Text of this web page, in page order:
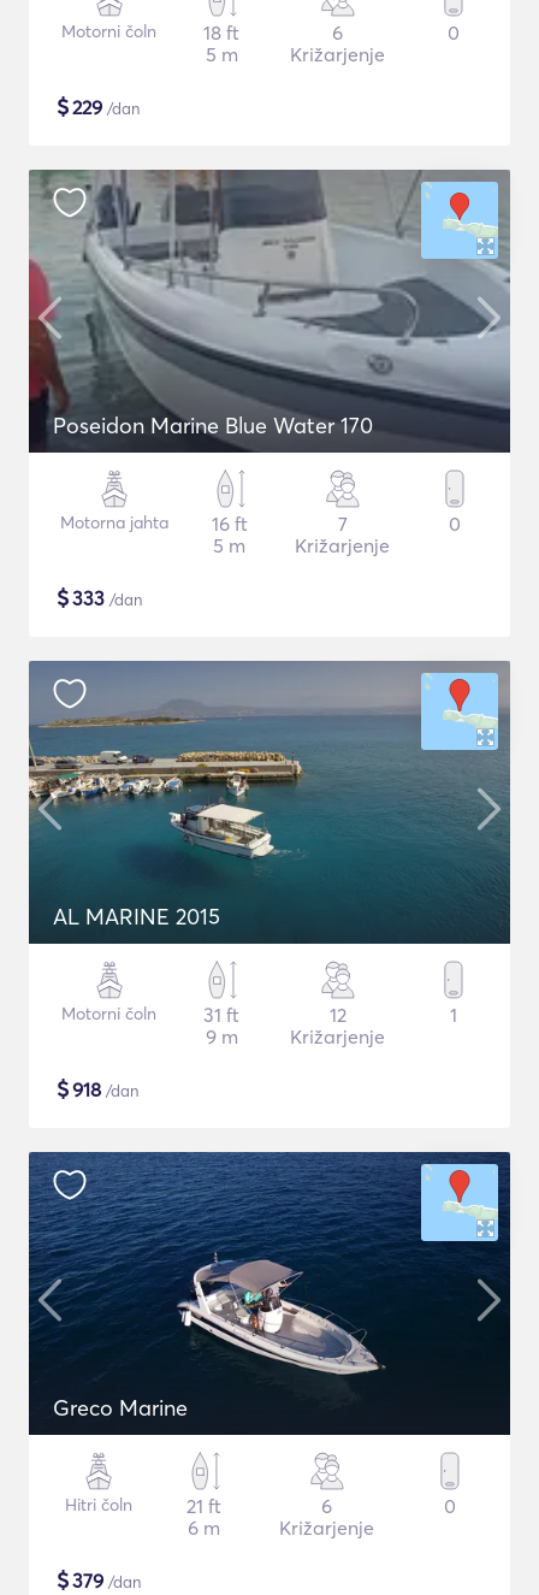
Motorni čoln
18 ft
5 m
6
Križarjenje
0
$229 /dan
Poseidon Marine Blue Water 170
Motorna jahta
16 ft
5 m
7
Križarjenje
0
$333 /dan
AL MARINE 2015
Motorni čoln
31 ft
9 m
12
Križarjenje
1
$918 /dan
Greco Marine
Hitri čoln
21 ft
6 m
6
Križarjenje
0
$379 /dan